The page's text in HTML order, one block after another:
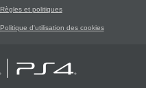
Règles et politiques
Politique d'utilisation des cookies